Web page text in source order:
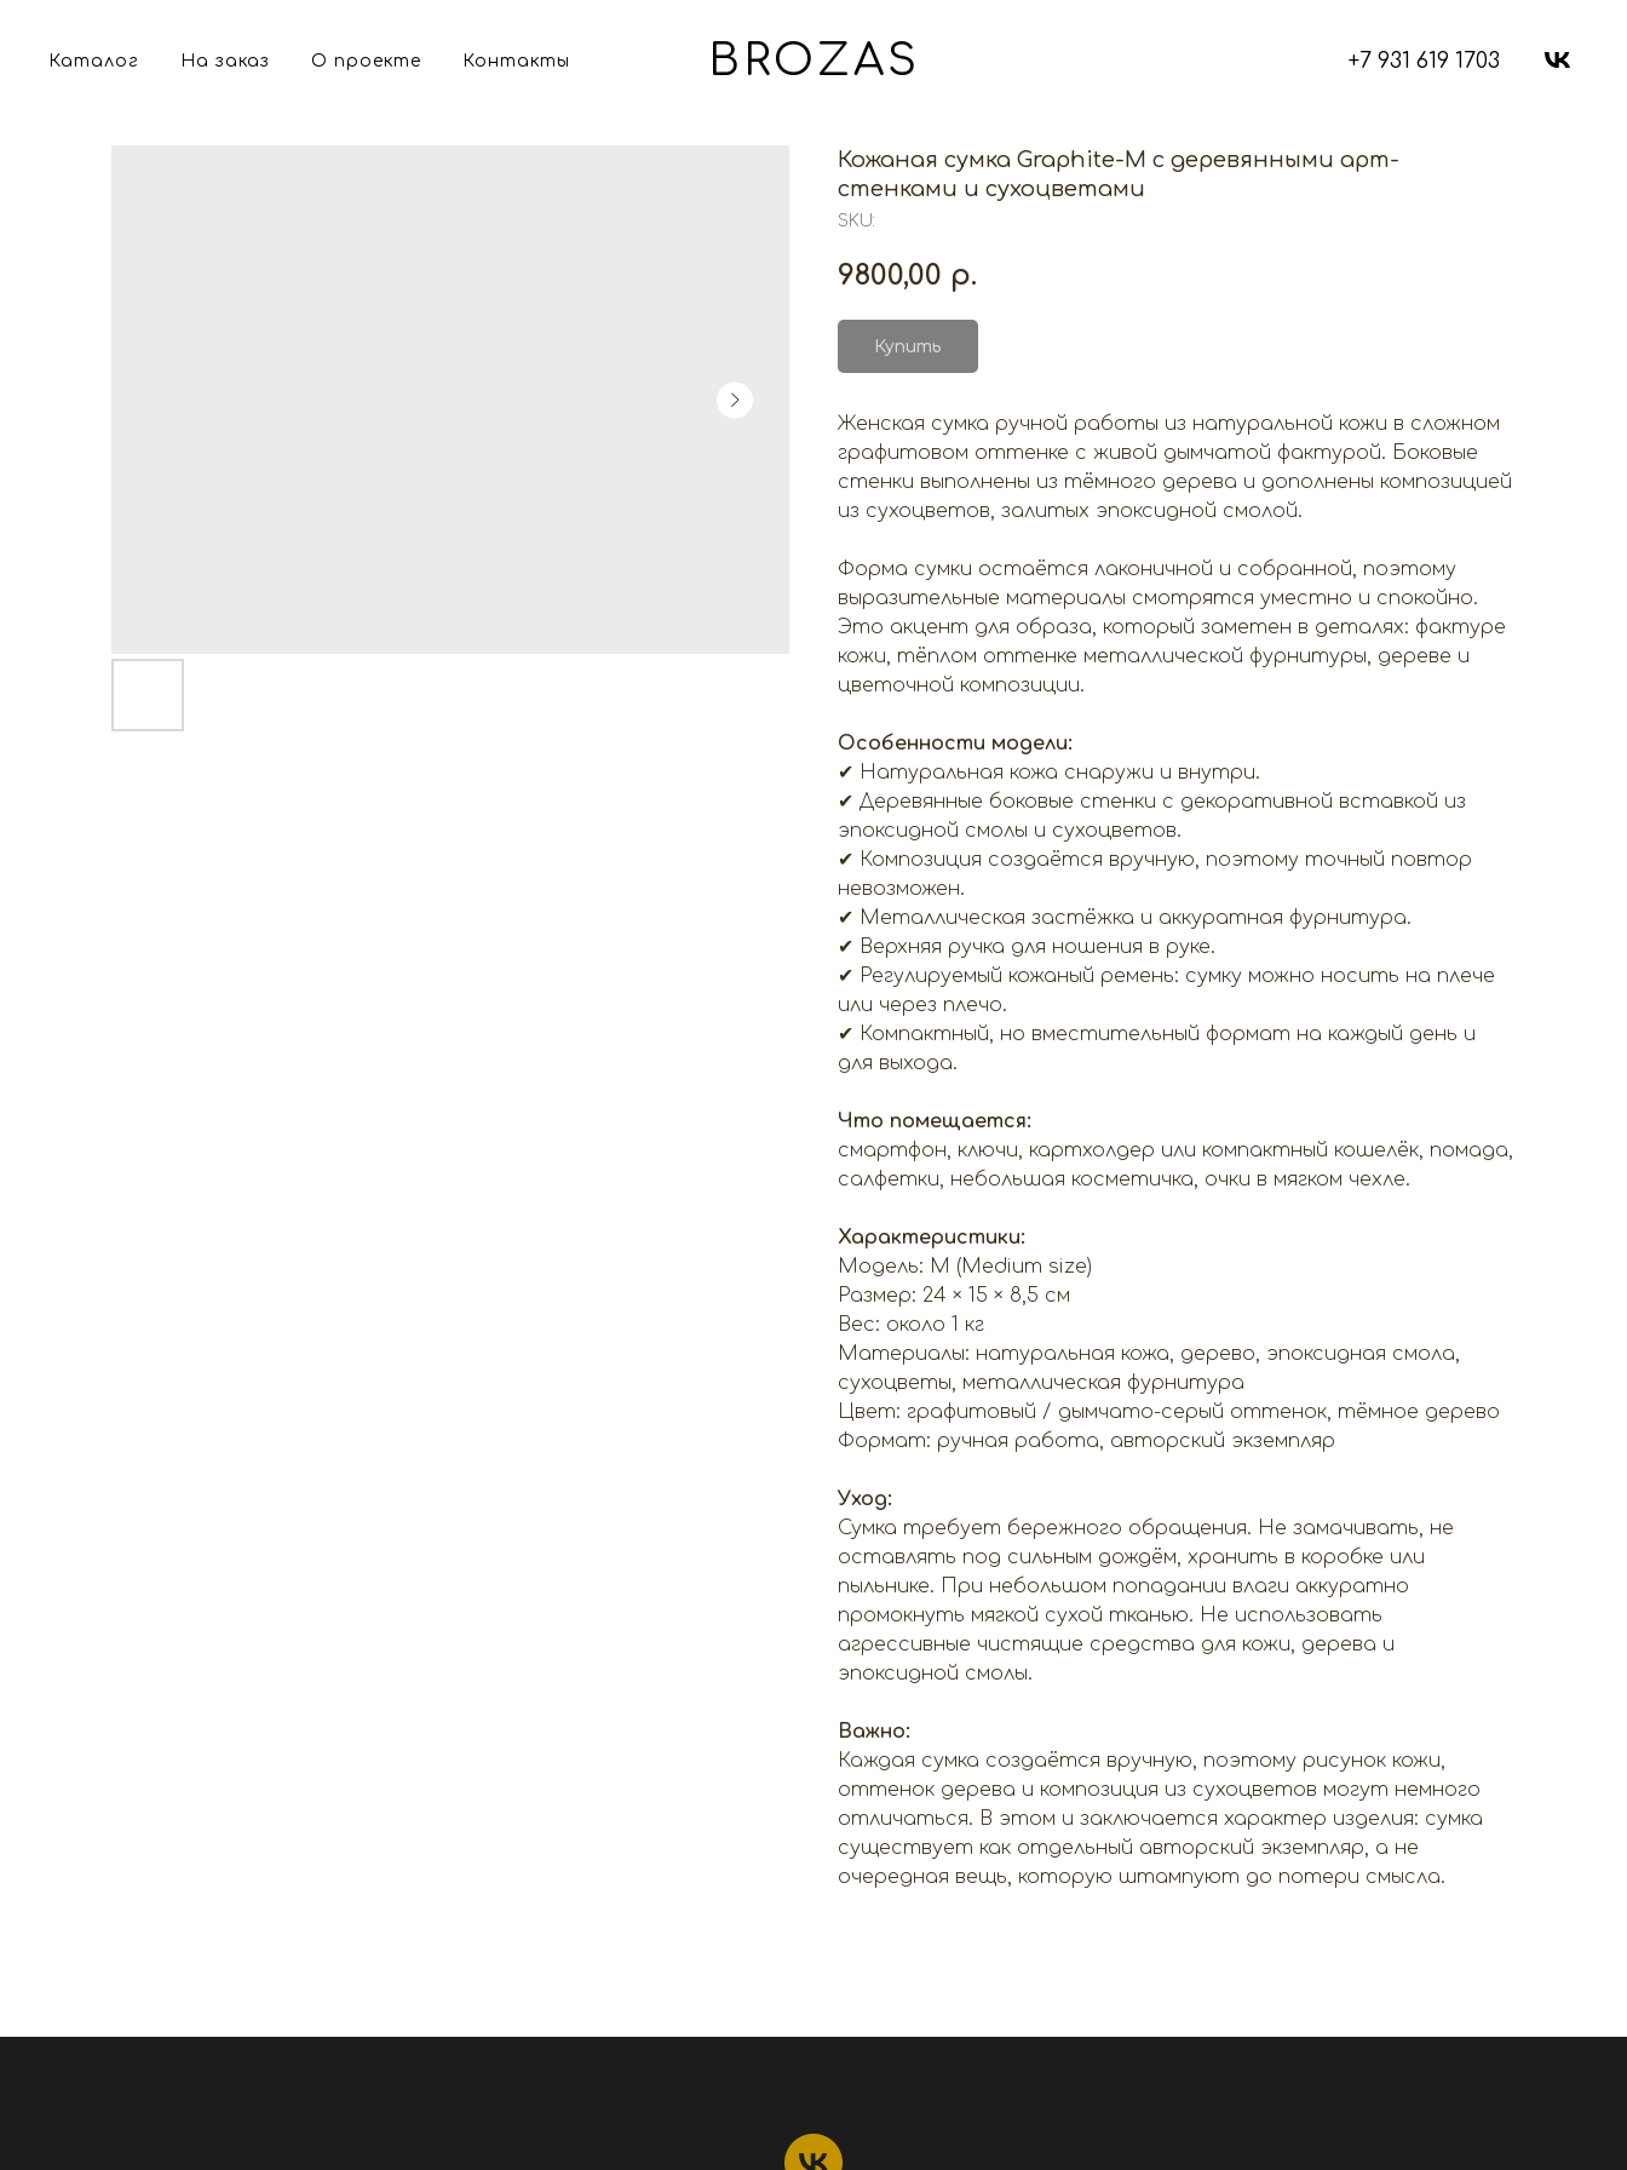
BROZAS
Каталог На заказ О проекте Контакты +7 931 619 1703
Кожаная сумка Graphite-M с деревянными арт-
стенками и сухоцветами
SKU:
9800,00 р.
Купить
Женская сумка ручной работы из натуральной кожи в сложном
графитовом оттенке с живой дымчатой фактурой. Боковые
стенки выполнены из тёмного дерева и дополнены композицией
из сухоцветов, залитых эпоксидной смолой.
Форма сумки остаётся лаконичной и собранной, поэтому
выразительные материалы смотрятся уместно и спокойно.
Это акцент для образа, который заметен в деталях: фактуре
кожи, тёплом оттенке металлической фурнитуры, дереве и
цветочной композиции.
Особенности модели:
✔ Натуральная кожа снаружи и внутри.
✔ Деревянные боковые стенки с декоративной вставкой из
эпоксидной смолы и сухоцветов.
✔ Композиция создаётся вручную, поэтому точный повтор
невозможен.
✔ Металлическая застёжка и аккуратная фурнитура.
✔ Верхняя ручка для ношения в руке.
✔ Регулируемый кожаный ремень: сумку можно носить на плече
или через плечо.
✔ Компактный, но вместительный формат на каждый день и
для выхода.
Что помещается:
смартфон, ключи, картхолдер или компактный кошелёк, помада,
салфетки, небольшая косметичка, очки в мягком чехле.
Характеристики:
Модель: M (Medium size)
Размер: 24 × 15 × 8,5 см
Вес: около 1 кг
Материалы: натуральная кожа, дерево, эпоксидная смола,
сухоцветы, металлическая фурнитура
Цвет: графитовый / дымчато-серый оттенок, тёмное дерево
Формат: ручная работа, авторский экземпляр
Уход:
Сумка требует бережного обращения. Не замачивать, не
оставлять под сильным дождём, хранить в коробке или
пыльнике. При небольшом попадании влаги аккуратно
промокнуть мягкой сухой тканью. Не использовать
агрессивные чистящие средства для кожи, дерева и
эпоксидной смолы.
Важно:
Каждая сумка создаётся вручную, поэтому рисунок кожи,
оттенок дерева и композиция из сухоцветов могут немного
отличаться. В этом и заключается характер изделия: сумка
существует как отдельный авторский экземпляр, а не
очередная вещь, которую штампуют до потери смысла.